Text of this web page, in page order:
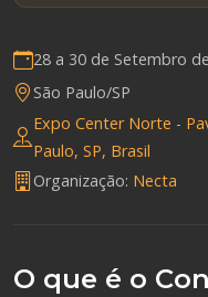
28 a 30 de Setembro
São Paulo/SP
Expo Center Norte -
Paulo, SP, Brasil
Organização: Necta
O que é o